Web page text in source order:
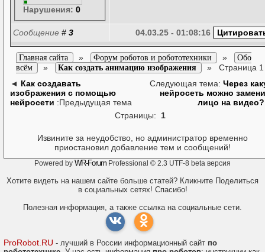
Нарушения: 0
Сообщение # 3 04.03.25 - 01:08:16
Главная сайта » Форум роботов и робототехники »
Обо
всём
» Как создать анимацию изображения » Страница 1
◄ Как создавать
изображения с помощью
нейросети :Предыдущая тема
Следующая тема: Через
нейросеть можно
лицо на
Страницы: 1
Извините за неудобство, но администратор временно
приостановил добавление тем и сообщений!
Powered by WR-Forum Professional © 2.3 UTF-8 beta версия
Хотите видеть на нашем сайте больше статей? Кликните Поделиться
в социальных сетях! Спасибо!
Полезная информация, а также ссылка на социальные сети.
ProRobot.RU - лучший в России информационный сайт по